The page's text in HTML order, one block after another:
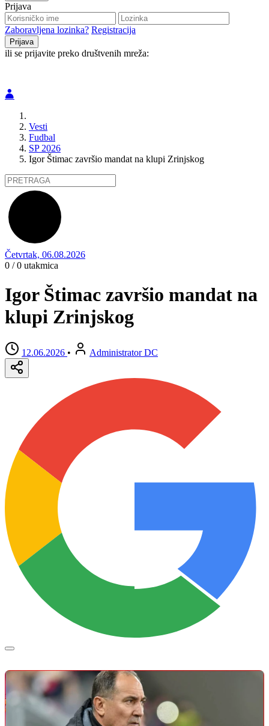
Prijava
Zaboravljena lozinka? Registracija
ili se prijavite preko društvenih mreža:
Vesti
Fudbal
SP 2026
Igor Štimac završio mandat na klupi Zrinjskog
Četvrtak, 06.08.2026
0 / 0 utakmica
Igor Štimac završio mandat na
klupi Zrinjskog
12.06.2026 • Administrator DC